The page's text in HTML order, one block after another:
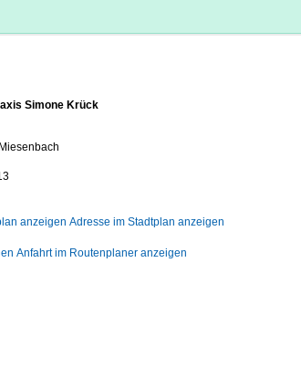
Simone Krück
Adresse im Stadtplan anzeigen
Anfahrt im Routenplaner anzeigen